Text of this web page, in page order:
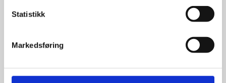
Statistikk
Markedsføring
Se flere detaljer